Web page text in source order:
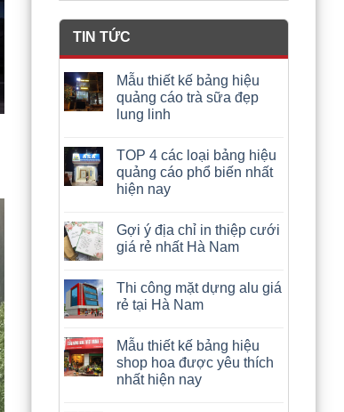
TIN TỨC
Mẫu thiết kế bảng hiệu
quảng cáo trà sữa đẹp
lung linh
TOP 4 các loại bảng hiệu
quảng cáo phổ biến nhất
hiện nay
Gợi ý địa chỉ in thiệp cưới
giá rẻ nhất Hà Nam
Thi công mặt dựng alu giá
rẻ tại Hà Nam
Mẫu thiết kế bảng hiệu
shop hoa được yêu thích
nhất hiện nay